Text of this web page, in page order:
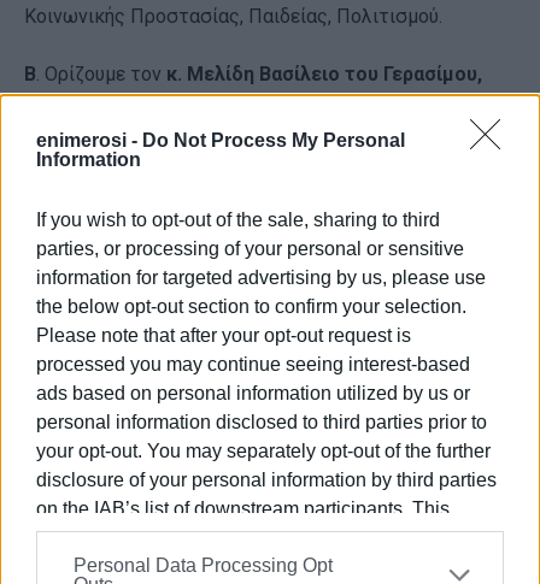
enimerosi - Do Not Process My Personal
Information
If you wish to opt-out of the sale, sharing to third
parties, or processing of your personal or sensitive
information for targeted advertising by us, please use
the below opt-out section to confirm your selection.
Please note that after your opt-out request is
processed you may continue seeing interest-based
ads based on personal information utilized by us or
personal information disclosed to third parties prior to
your opt-out. You may separately opt-out of the further
disclosure of your personal information by third parties
on the IAB’s list of downstream participants. This
information may also be disclosed by us to third parties
on theIAB’s List of Downstream Participants that may
Personal Data Processing Opt
Κοινωνικής Προστασίας, Παιδείας, Πολιτισμού.
Β . Ορίζουμε τον κ. Μελίδη Βασίλειο του Γερασίμου,
κατά τόπον Αντιδήμαρχο για την πόλη της Κέρκυρας
και των περιαστικών περιοχών, άμισθο, με θητεία
από 30/05/2022 έως και 31/12/2023
α) Την παρακολούθηση της εξέλιξης των έργων και των
εργασιών που εκτελούνται στη Δημοτική Ενότητα
Κερκυραίων - Πόλη της Κέρκυρας και περιαστικές
περιοχές - και την επίλυση των αντίστοιχων
προβλημάτων σε συνεργασία με το Συμβούλιο της
Κοινότητας Κερκυραίων.
β) Την συνεργασία με τους Αντιδημάρχους, Προέδρους,
και μέλη των Τοπικών Κοινοτήτων, για την επίλυση των
προβλημάτων καθημερινότητας των πολιτών της
Δημοτικής Ενότητας Κερκυραίων.
γ) Την συνεπικουρία στο έργο του, του καθ’ ύλην
Αντιδημάρχου Ποιότητας Ζωής, Καθημερινότητας και
Πολιτικής Προστασίας σε θέματα που αφορούν την